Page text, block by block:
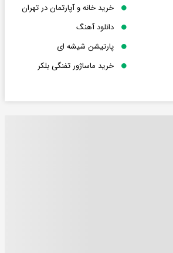
خرید خانه و آپارتمان در تهران
دانلود آهنگ
پارتیشن شیشه ای
خرید ماساژور تفنگی بلکر